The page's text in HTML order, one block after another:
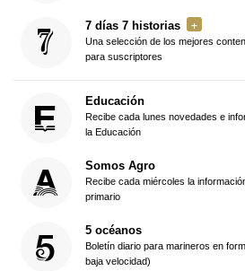
7 días 7 historias
Una selección de los mejores
para suscriptores
Educación
Recibe cada lunes novedades e
la Educación
Somos Agro
Recibe cada miércoles la
primario
5 océanos
Boletín diario para marineros en
baja velocidad)